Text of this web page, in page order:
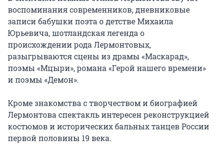
воспоминания современников, дневниковые
записи бабушки поэта о детстве Михаила
Юрьевича, шотландская легенда о
происхождении рода Лермонтовых,
разыгрываются сцены из драмы «Маскарад»,
поэмы «Мцыри», романа «Герой нашего времени»
и поэмы «Демон».
Кроме знакомства с творчеством и биографией
Лермонтова спектакль интересен реконструкцией
костюмов и исторических бальных танцев России
первой половины 19 века.